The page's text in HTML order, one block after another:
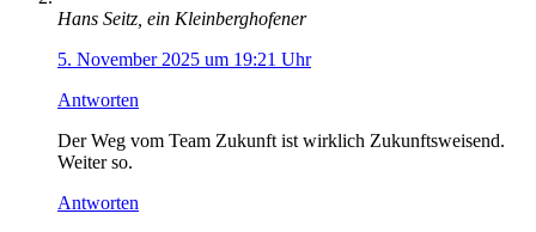
Hans Seitz, ein Kleinberghofener
5. November 2025 um 19:21 Uhr
Antworten
Der Weg vom Team Zukunft ist wirklich Zukunftsweisend.
Weiter so.
Antworten